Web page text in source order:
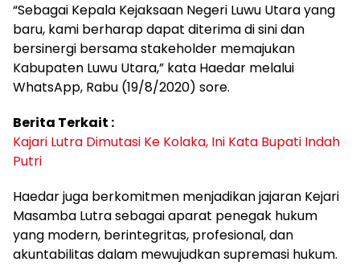
“Sebagai Kepala Kejaksaan Negeri Luwu Utara yang
baru, kami berharap dapat diterima di sini dan
bersinergi bersama stakeholder memajukan
Kabupaten Luwu Utara,” kata Haedar melalui
WhatsApp, Rabu (19/8/2020) sore.
Berita Terkait :
Kajari Lutra Dimutasi Ke Kolaka, Ini Kata Bupati Indah
Putri
Haedar juga berkomitmen menjadikan jajaran Kejari
Masamba Lutra sebagai aparat penegak hukum
yang modern, berintegritas, profesional, dan
akuntabilitas dalam mewujudkan supremasi hukum.